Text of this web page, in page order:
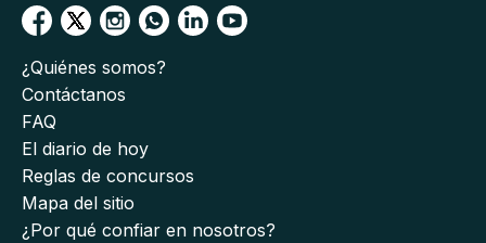
¿Quiénes somos?
Contáctanos
FAQ
El diario de hoy
Reglas de concursos
Mapa del sitio
¿Por qué confiar en nosotros?